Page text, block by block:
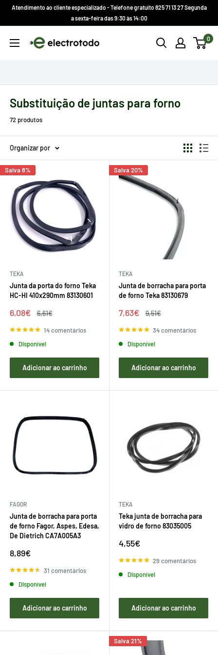
Atendimento ao cliente especializado - Telefone gratuito 825 71 13 27 Segunda
a sexta-feira das 9:30 às 14:00
Electrotodo.es 0
Substituição de juntas para forno
72 produtos
Organizar por
Salva 8%
TEKA
Junta da porta do forno Teka
HC-HI 410x290mm 83130601
Preço
venda
6,08€
Preço
6,61€
14 comentários
Disponível
Adicionar ao carrinho
Salva 20%
TEKA
Junta de borracha para porta
de forno Teka 83130679
Preço
venda
7,63€
Preço
9,51€
34 comentários
Disponível
Adicionar ao carrinho
FAGOR
Junta de borracha para porta
de forno Fagor, Aspes, Edesa,
De Dietrich CA7A005A3
Preço
venda
8,89€
31 comentários
Disponível
Adicionar ao carrinho
TEKA
Teka junta de borracha para
vidro de forno 83035005
Preço
venda
4,55€
29 comentários
Disponível
Adicionar ao carrinho
Salva 21%